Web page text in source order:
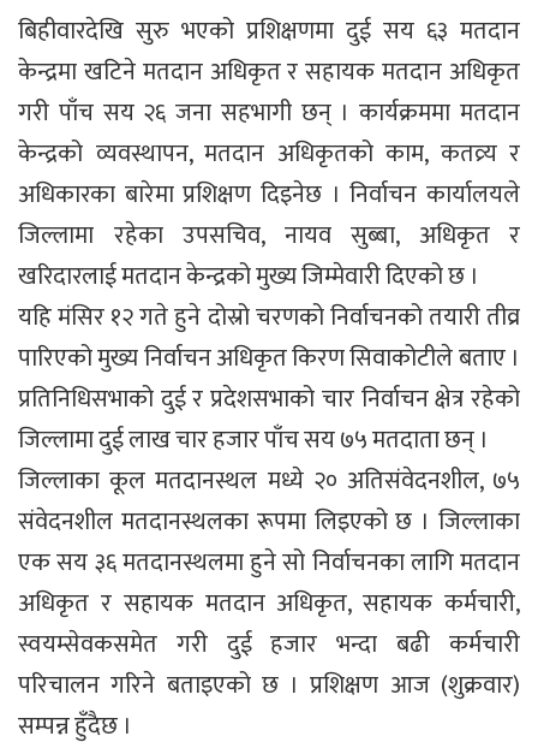
बिहीवारदेखि सुरु भएको प्रशिक्षणमा दुई सय ६३ मतदान
केन्द्रमा खटिने मतदान अधिकृत र सहायक मतदान अधिकृत
गरी पाँच सय २६ जना सहभागी छन् । कार्यक्रममा मतदान
केन्द्रको व्यवस्थापन, मतदान अधिकृतको काम, कतव्र्य र
अधिकारका बारेमा प्रशिक्षण दिइनेछ । निर्वाचन कार्यालयले
जिल्लामा रहेका उपसचिव, नायव सुब्बा, अधिकृत र
खरिदारलाई मतदान केन्द्रको मुख्य जिम्मेवारी दिएको छ ।
यहि मंसिर १२ गते हुने दोस्रो चरणको निर्वाचनको तयारी तीव्र
पारिएको मुख्य निर्वाचन अधिकृत किरण सिवाकोटीले बताए ।
प्रतिनिधिसभाको दुई र प्रदेशसभाको चार निर्वाचन क्षेत्र रहेको
जिल्लामा दुई लाख चार हजार पाँच सय ७५ मतदाता छन् ।
जिल्लाका कूल मतदानस्थल मध्ये २० अतिसंवेदनशील, ७५
संवेदनशील मतदानस्थलका रूपमा लिइएको छ । जिल्लाका
एक सय ३६ मतदानस्थलमा हुने सो निर्वाचनका लागि मतदान
अधिकृत र सहायक मतदान अधिकृत, सहायक कर्मचारी,
स्वयम्सेवकसमेत गरी दुई हजार भन्दा बढी कर्मचारी
परिचालन गरिने बताइएको छ । प्रशिक्षण आज (शुक्रवार)
सम्पन्न हुँदैछ ।